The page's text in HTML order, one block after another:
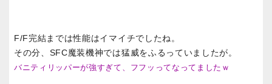
F/F完結までは性能はイマイチでしたね。
その分、SFC魔装機神では猛威をふるっていましたが。
バニティリッパーが強すぎて、フフッってなってましたｗ